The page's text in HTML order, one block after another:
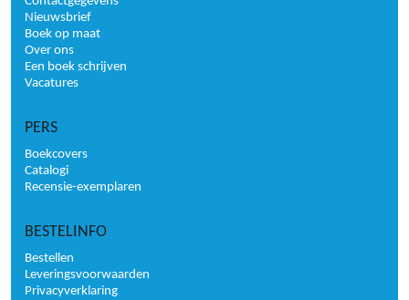
Nieuwsbrief
Boek op maat
Over ons
Een boek schrijven
Vacatures
PERS
Boekcovers
Catalogi
Recensie-exemplaren
BESTELINFO
Bestellen
Leveringsvoorwaarden
Privacyverklaring